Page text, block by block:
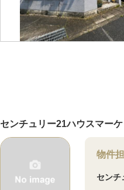
センチュリー21ハウスマーケ
物件
センチ